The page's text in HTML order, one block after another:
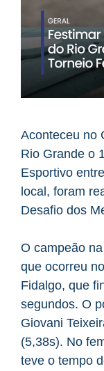
Aconteceu no
Rio Grande o
Esportivo
local, foram
Desafio dos
O campeão
que ocorreu
Fidalgo, que
segundos. O
Giovani
(5,38s). No
teve o tempo